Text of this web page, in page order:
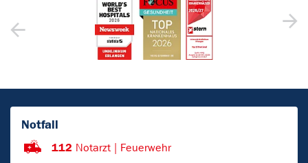
Notfall
112 Notarzt | Feuerwehr